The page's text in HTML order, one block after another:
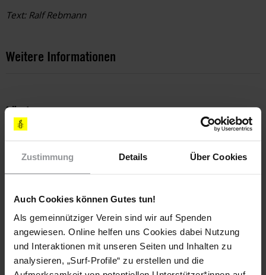
Zustimmung Details Über Cookies
Auch Cookies können Gutes tun!
Als gemeinnütziger Verein sind wir auf Spenden
angewiesen. Online helfen uns Cookies dabei Nutzung
und Interaktionen mit unseren Seiten und Inhalten zu
analysieren, „Surf-Profile“ zu erstellen und die
Text: Ralf Rebmann
Weitere Informationen
Länder
Iran
Themen
Teile diesen Beitrag